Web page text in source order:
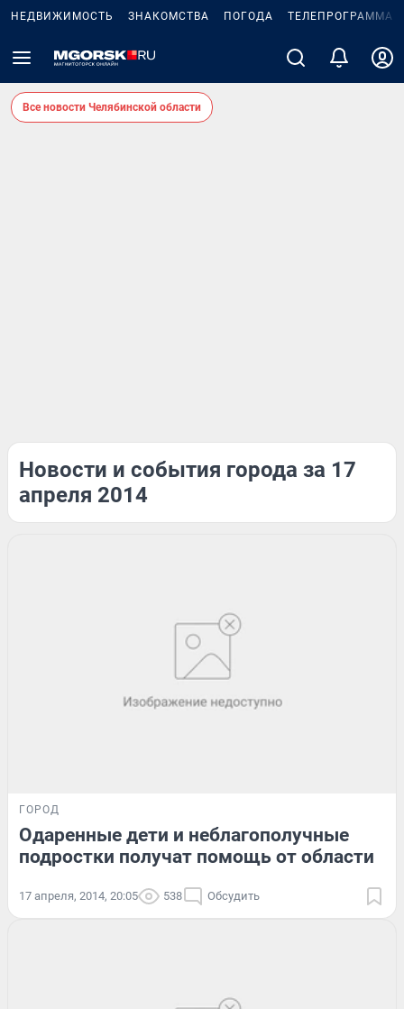
НЕДВИЖИМОСТЬ ЗНАКОМСТВА ПОГОДА ТЕЛЕПРОГРАММА
Все новости Челябинской области
Новости и события города за 17
апреля 2014
ГОРОД
Одаренные дети и неблагополучные
подростки получат помощь от области
17 апреля, 2014, 20:05 538 Обсудить